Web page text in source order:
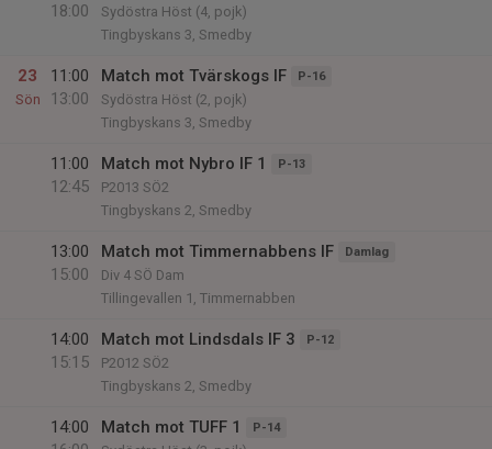
18:00
Sydöstra Höst (4, pojk)
Tingbyskans 3, Smedby
23
Sön
11:00
13:00
Match mot Tvärskogs IF P-16
Sydöstra Höst (2, pojk)
Tingbyskans 3, Smedby
11:00
12:45
Match mot Nybro IF 1 P-13
P2013 SÖ2
Tingbyskans 2, Smedby
13:00
15:00
Match mot Timmernabbens IF Damlag
Div 4 SÖ Dam
Tillingevallen 1, Timmernabben
14:00
15:15
Match mot Lindsdals IF 3 P-12
P2012 SÖ2
Tingbyskans 2, Smedby
14:00
Match mot TUFF 1 P-14